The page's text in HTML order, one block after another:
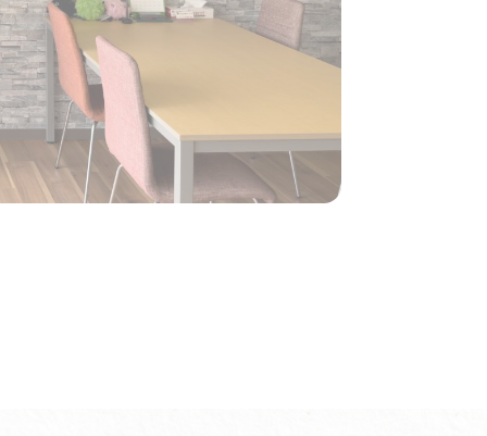
お知らせ
会社案内